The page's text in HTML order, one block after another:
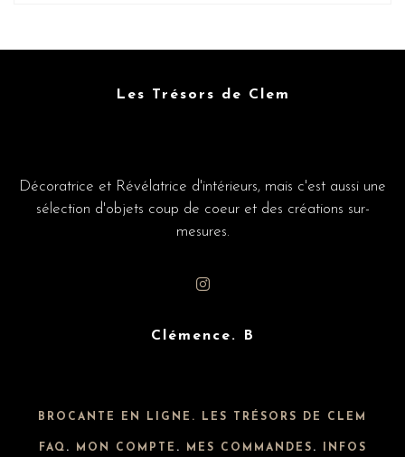
Les Trésors de Clem
Décoratrice et Révélatrice d'intérieurs, mais c'est aussi une
sélection d'objets coup de coeur et des créations sur-
mesures.
Clémence. B
BROCANTE EN LIGNE. LES TRÉSORS DE CLEM
FAQ . MON COMPTE . MES COMMANDES . INFOS